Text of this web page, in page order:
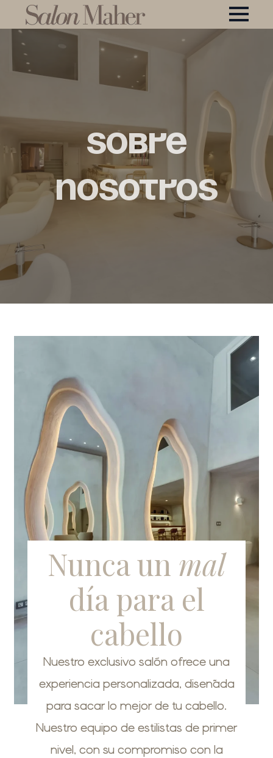
Sobre
nosotros
Nunca un mal
día para el
cabello
Nuestro exclusivo salón ofrece una
experiencia personalizada, diseñada
para sacar lo mejor de tu cabello.
Nuestro equipo de estilistas de primer
nivel, con su compromiso con la